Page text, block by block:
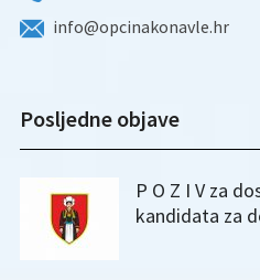
info@opcinakonavle.hr
Posljedne objave
P O Z I V za
kandidata za